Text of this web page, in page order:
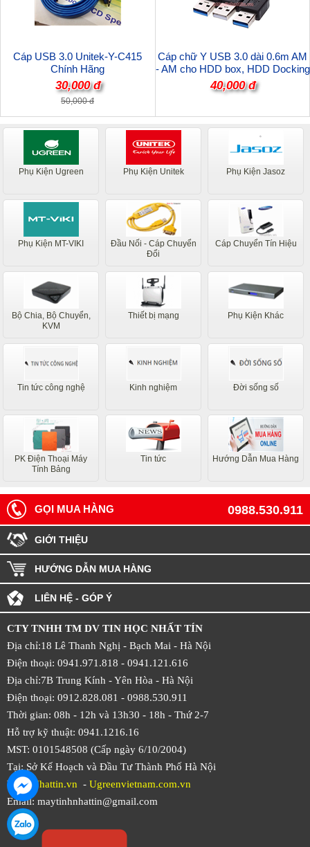
Cáp USB 3.0 Unitek-Y-C415
Chính Hãng
30,000 đ
50,000 đ
Cáp chữ Y USB 3.0 dài 0.6m AM
- AM cho HDD box, HDD Docking
40,000 đ
Phụ Kiện Ugreen Phụ Kiện Unitek Phụ Kiện Jasoz
Phụ Kiện MT-VIKI
Đầu Nối - Cáp Chuyển
Đổi
Cáp Chuyển Tín Hiệu
Bộ Chia, Bộ Chuyển,
KVM
Thiết bị mạng Phụ Kiện Khác
Tin tức công nghệ Kinh nghiệm Đời sống số
PK Điện Thoại Máy
Tính Bảng
Tin tức Hướng Dẫn Mua Hàng
0988.530.911
GỌI MUA HÀNG
GIỚI THIỆU
HƯỚNG DẪN MUA HÀNG
LIÊN HỆ - GÓP Ý
CTY TNHH TM DV TIN HỌC NHẤT TÍN
Địa chỉ:18 Lê Thanh Nghị - Bạch Mai - Hà Nội
Điện thoại: 0941.971.818 - 0941.121.616
Địa chỉ:7B Trung Kính - Yên Hòa - Hà Nội
Điện thoại: 0912.828.081 - 0988.530.911
Thời gian: 08h - 12h và 13h30 - 18h - Thứ 2-7
Hỗ trợ kỹ thuật: 0941.1216.16
MST: 0101548508 (Cấp ngày 6/10/2004)
Tại: Sở Kế Hoạch và Đầu Tư Thành Phố Hà Nội
Web:Nhattin.vn - Ugreenvietnam.com.vn
Email: maytinhnhattin@gmail.com